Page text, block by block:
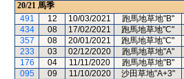
20/21 馬季
491
12 10/03/2021 跑馬地草地"B"
434
08 17/02/2021 跑馬地草地"C"
357
08 20/01/2021 跑馬地草地"C"
233
03 02/12/2020 跑馬地草地"A"
176
04 11/11/2020 跑馬地草地"B"
095
09 11/10/2020 沙田草地"A+3"